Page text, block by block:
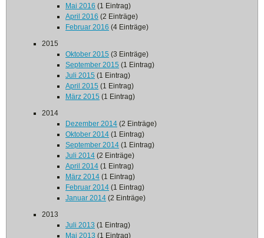
Mai 2016 (1 Eintrag)
April 2016 (2 Einträge)
Februar 2016 (4 Einträge)
2015
Oktober 2015 (3 Einträge)
September 2015 (1 Eintrag)
Juli 2015 (1 Eintrag)
April 2015 (1 Eintrag)
März 2015 (1 Eintrag)
2014
Dezember 2014 (2 Einträge)
Oktober 2014 (1 Eintrag)
September 2014 (1 Eintrag)
Juli 2014 (2 Einträge)
April 2014 (1 Eintrag)
März 2014 (1 Eintrag)
Februar 2014 (1 Eintrag)
Januar 2014 (2 Einträge)
2013
Juli 2013 (1 Eintrag)
Mai 2013 (1 Eintrag)